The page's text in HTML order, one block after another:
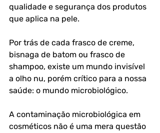
qualidade e segurança dos produtos
que aplica na pele.
Por trás de cada frasco de creme,
bisnaga de batom ou frasco de
shampoo, existe um mundo invisível
a olho nu, porém crítico para a nossa
saúde: o mundo microbiológico.
A contaminação microbiológica em
cosméticos não é uma mera questão